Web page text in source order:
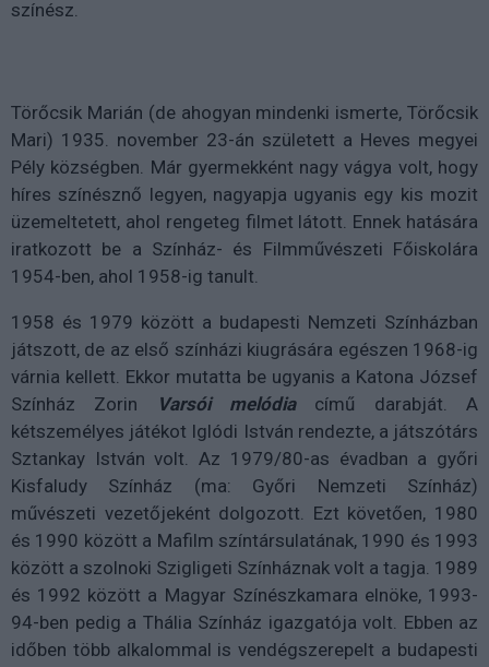
színész.
Törőcsik Marián (de ahogyan mindenki ismerte, Törőcsik
Mari) 1935. november 23-án született a Heves megyei
Pély községben. Már gyermekként nagy vágya volt, hogy
híres színésznő legyen, nagyapja ugyanis egy kis mozit
üzemeltetett, ahol rengeteg filmet látott. Ennek hatására
iratkozott be a Színház- és Filmművészeti Főiskolára
1954-ben, ahol 1958-ig tanult.
1958 és 1979 között a budapesti Nemzeti Színházban
játszott, de az első színházi kiugrására egészen 1968-ig
várnia kellett. Ekkor mutatta be ugyanis a Katona József
Színház Zorin
Varsói melódiacímű darabját. A
kétszemélyes játékot Iglódi István rendezte, a játszótárs
Sztankay István volt. Az 1979/80-as évadban a győri
Kisfaludy Színház (ma: Győri Nemzeti Színház)
művészeti vezetőjeként dolgozott. Ezt követően, 1980
és 1990 között a Mafilm színtársulatának, 1990 és 1993
között a szolnoki Szigligeti Színháznak volt a tagja. 1989
és 1992 között a Magyar Színészkamara elnöke, 1993-
94-ben pedig a Thália Színház igazgatója volt. Ebben az
időben több alkalommal is vendégszerepelt a budapesti